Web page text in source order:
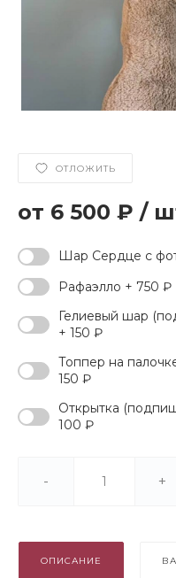
ОТЛОЖИТЬ
6 500 ₽ /
Шар Сердце с
Рафаэлло + 750 ₽
Гелиевый шар
+ 150 ₽
Топпер на
150 ₽
Открытка
100 ₽
- +
ОПИСАНИЕ